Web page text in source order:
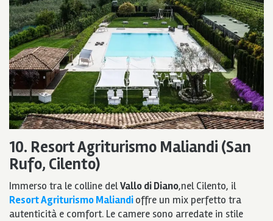
10. Resort Agriturismo Maliandi (San
Rufo, Cilento)
Immerso tra le colline delVallo di Diano,nel Cilento, il
Resort Agriturismo Maliandioffre un mix perfetto tra
autenticità e comfort. Le camere sono arredate in stile